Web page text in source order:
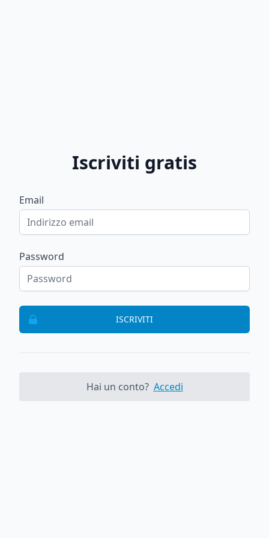
Iscriviti gratis
Email
Password
ISCRIVITI
Hai un conto? Accedi